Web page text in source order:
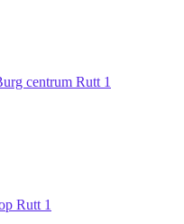
centrum Rutt 1
Rutt 1